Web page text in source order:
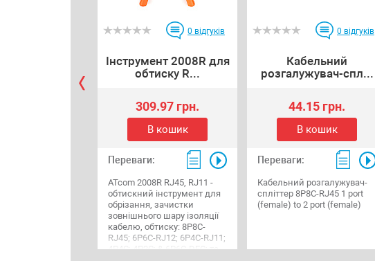
0 відгуків
Інструмент 2008R для
обтиску R...
309.97 грн.
В кошик
Переваги:
ATcom 2008R RJ45, RJ11 -
обтискний інструмент для
обрізання, зачистки
зовнішнього шару ізоляції
кабелю, обтиску: 8P8C-
RJ45; 6P6C-RJ12; 6P4C-RJ11;
4P4C; 4P2C; & 6P6C-DEC; та
0 відгуків
Кабельний
розгалужувач-спл...
44.15 грн.
В кошик
Переваги:
Кабельний розгалужувач-
спліттер 8P8C-RJ45 1 port
(female) to 2 port (female)